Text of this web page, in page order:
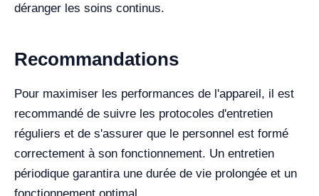
déranger les soins continus.
Recommandations
Pour maximiser les performances de l'appareil, il est
recommandé de suivre les protocoles d'entretien
réguliers et de s'assurer que le personnel est formé
correctement à son fonctionnement. Un entretien
périodique garantira une durée de vie prolongée et un